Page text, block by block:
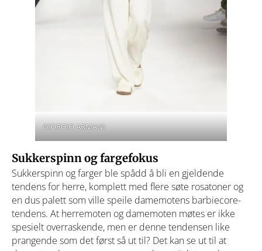
GIORGIO ARMANI
Sukkerspinn og fargefokus
Sukkerspinn og farger ble spådd å bli en gjeldende
tendens for herre, komplett med flere søte rosatoner og
en dus palett som ville speile damemotens barbiecore-
tendens. At herremoten og damemoten møtes er ikke
spesielt overraskende, men er denne tendensen like
prangende som det først så ut til? Det kan se ut til at